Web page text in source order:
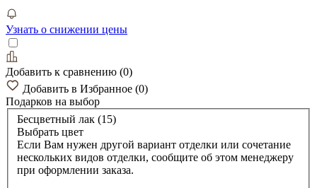
Узнать о снижении цены
Добавить к сравнению (0)
Добавить в Избранное (0)
Подарков на выбор
Бесцветный лак (15)
Выбрать цвет
Если Вам нужен другой вариант отделки или сочетание
нескольких видов отделки, сообщите об этом менеджеру
при оформлении заказа.